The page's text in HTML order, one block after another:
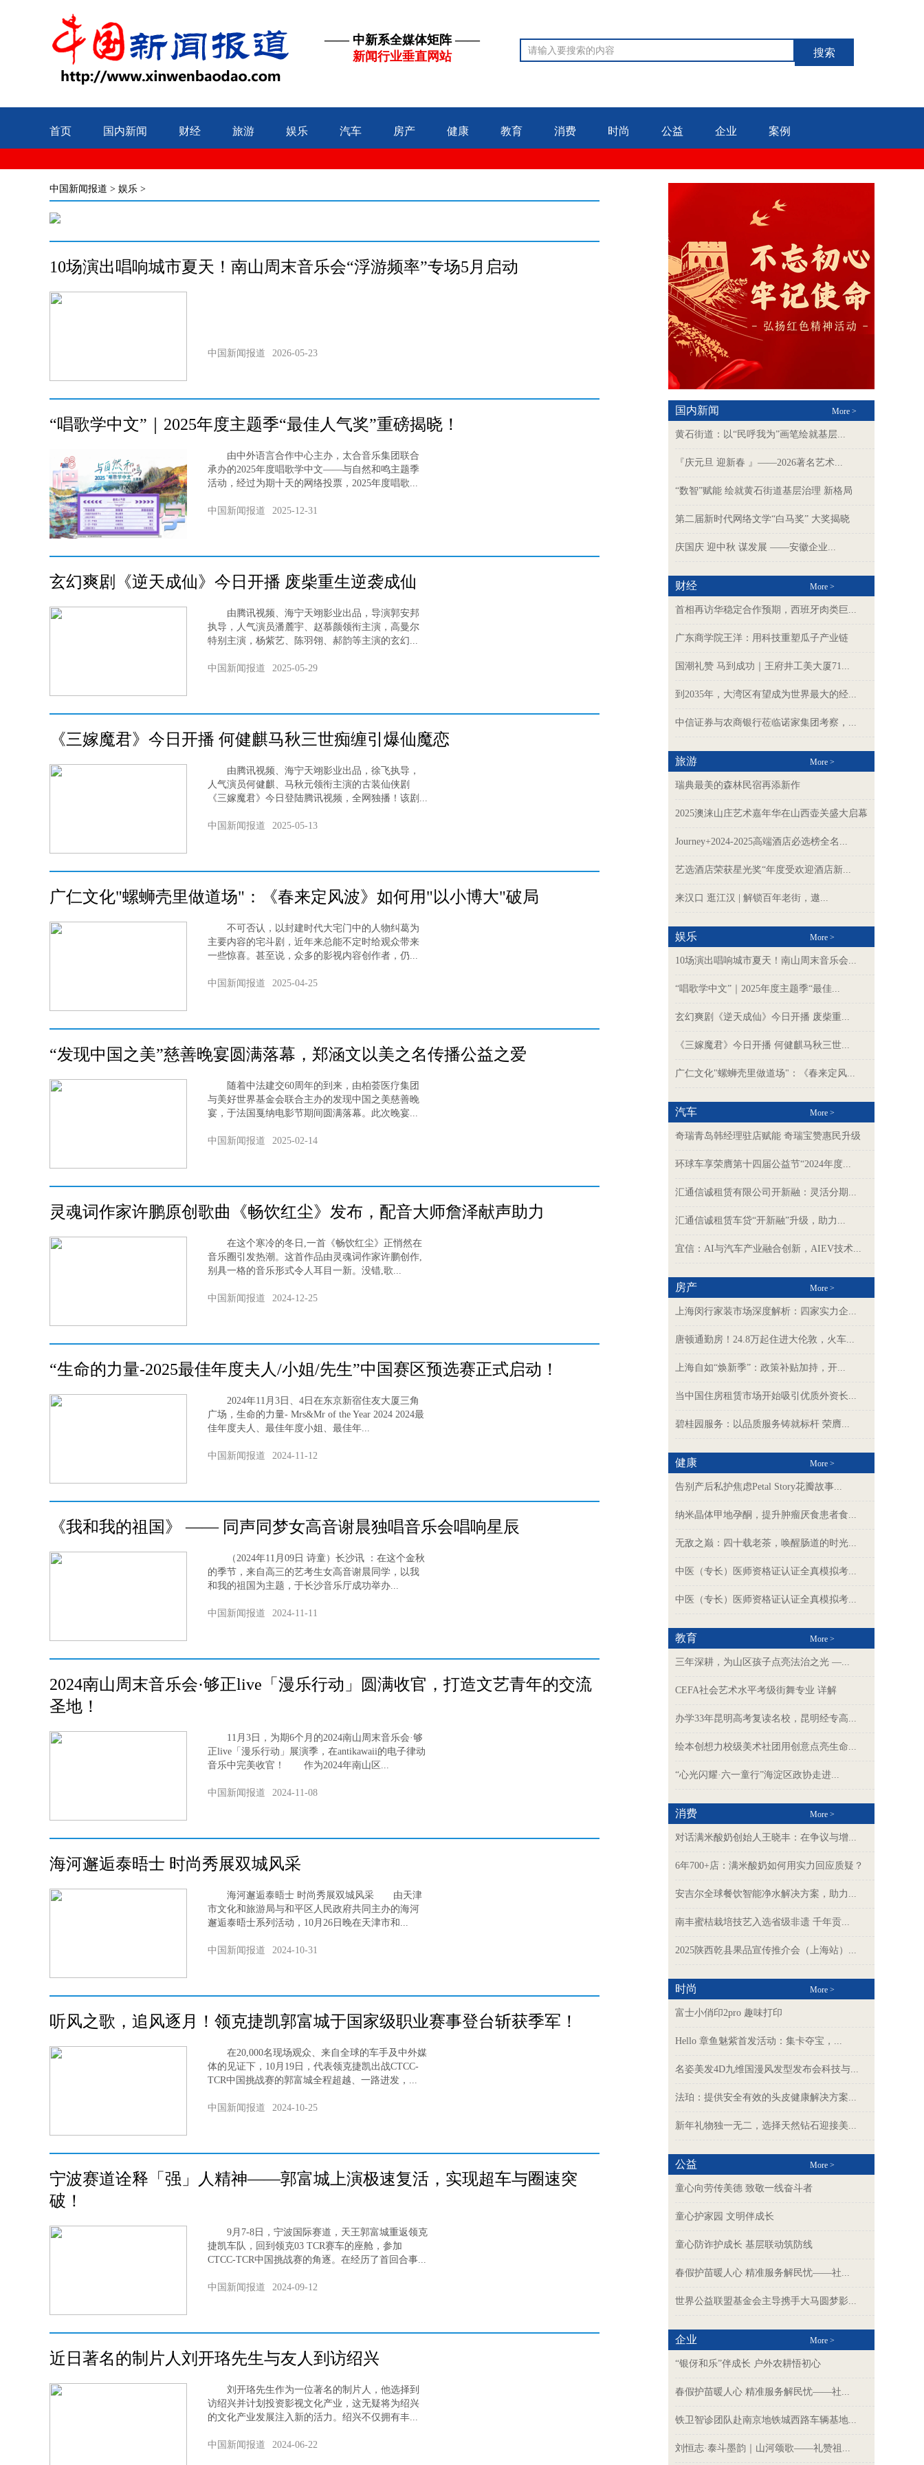
—— 中新系全媒体矩阵 ——
新闻行业垂直网站
搜索
首页 国内新闻 财经 旅游 娱乐 汽车 房产 健康 教育 消费 时尚 公益 企业 案例
中国新闻报道 > 娱乐 >
10场演出唱响城市夏天！南山周末音乐会“浮游频率”专场5月启动
中国新闻报道 2026-05-23
“唱歌学中文”｜2025年度主题季“最佳人气奖”重磅揭晓！
由中外语言合作中心主办，太合音乐集团联合
承办的2025年度唱歌学中文——与自然和鸣主题季
活动，经过为期十天的网络投票，2025年度唱歌...
中国新闻报道 2025-12-31
玄幻爽剧《逆天成仙》今日开播 废柴重生逆袭成仙
由腾讯视频、海宁天翊影业出品，导演郭安邦
执导，人气演员潘麓宇、赵慕颜领衔主演，高曼尔
特别主演，杨紫艺、陈羽翎、郝韵等主演的玄幻...
中国新闻报道 2025-05-29
《三嫁魔君》今日开播 何健麒马秋三世痴缠引爆仙魔恋
由腾讯视频、海宁天翊影业出品，徐飞执导，
人气演员何健麒、马秋元领衔主演的古装仙侠剧
《三嫁魔君》今日登陆腾讯视频，全网独播！该剧...
中国新闻报道 2025-05-13
广仁文化"螺蛳壳里做道场"：《春来定风波》如何用"以小博大"破局
不可否认，以封建时代大宅门中的人物纠葛为
主要内容的宅斗剧，近年来总能不定时给观众带来
一些惊喜。甚至说，众多的影视内容创作者，仍...
中国新闻报道 2025-04-25
“发现中国之美”慈善晚宴圆满落幕，郑涵文以美之名传播公益之爱
随着中法建交60周年的到来，由柏荟医疗集团
与美好世界基金会联合主办的发现中国之美慈善晚
宴，于法国戛纳电影节期间圆满落幕。此次晚宴...
中国新闻报道 2025-02-14
灵魂词作家许鹏原创歌曲《畅饮红尘》发布，配音大师詹泽献声助力
在这个寒冷的冬日,一首《畅饮红尘》正悄然在
音乐圈引发热潮。这首作品由灵魂词作家许鹏创作,
别具一格的音乐形式令人耳目一新。没错,歌...
中国新闻报道 2024-12-25
“生命的力量-2025最佳年度夫人/小姐/先生”中国赛区预选赛正式启动！
2024年11月3日、4日在东京新宿住友大厦三角
广场，生命的力量- Mrs&Mr of the Year 2024 2024最
佳年度夫人、最佳年度小姐、最佳年...
中国新闻报道 2024-11-12
《我和我的祖国》 —— 同声同梦女高音谢晨独唱音乐会唱响星辰
（2024年11月09日 诗童）长沙讯 ：在这个金秋
的季节，来自高三的艺考生女高音谢晨同学，以我
和我的祖国为主题，于长沙音乐厅成功举办...
中国新闻报道 2024-11-11
2024南山周末音乐会·够正live「漫乐行动」圆满收官，打造文艺青年的交流
圣地！
11月3日，为期6个月的2024南山周末音乐会·够
正live「漫乐行动」展演季，在antikawaii的电子律动
音乐中完美收官！ 作为2024年南山区...
中国新闻报道 2024-11-08
海河邂逅泰晤士 时尚秀展双城风采
海河邂逅泰晤士 时尚秀展双城风采 由天津
市文化和旅游局与和平区人民政府共同主办的海河
邂逅泰晤士系列活动，10月26日晚在天津市和...
中国新闻报道 2024-10-31
听风之歌，追风逐月！领克捷凯郭富城于国家级职业赛事登台斩获季军！
在20,000名现场观众、来自全球的车手及中外媒
体的见证下，10月19日，代表领克捷凯出战CTCC-
TCR中国挑战赛的郭富城全程超越、一路进发，...
中国新闻报道 2024-10-25
宁波赛道诠释「强」人精神——郭富城上演极速复活，实现超车与圈速突
破！
9月7-8日，宁波国际赛道，天王郭富城重返领克
捷凯车队，回到领克03 TCR赛车的座舱，参加
CTCC-TCR中国挑战赛的角逐。在经历了首回合事...
中国新闻报道 2024-09-12
近日著名的制片人刘开珞先生与友人到访绍兴
刘开珞先生作为一位著名的制片人，他选择到
访绍兴并计划投资影视文化产业，这无疑将为绍兴
的文化产业发展注入新的活力。绍兴不仅拥有丰...
中国新闻报道 2024-06-22
国内新闻 More >
黄石街道：以“民呼我为”画笔绘就基层...
『庆元旦 迎新春 』——2026著名艺术...
“数智”赋能 绘就黄石街道基层治理 新格局
第二届新时代网络文学“白马奖” 大奖揭晓
庆国庆 迎中秋 谋发展 ——安徽企业...
财经 More >
首相再访华稳定合作预期，西班牙肉类巨...
广东商学院王洋：用科技重塑瓜子产业链
国潮礼赞 马到成功｜王府井工美大厦71...
到2035年，大湾区有望成为世界最大的经...
中信证券与农商银行莅临诺家集团考察，...
旅游 More >
瑞典最美的森林民宿再添新作
2025澳涞山庄艺术嘉年华在山西壶关盛大启幕
Journey+2024-2025高端酒店必选榜全名...
艺选酒店荣获星光奖“年度受欢迎酒店新...
来汉口 逛江汉 | 解锁百年老街，遨...
娱乐 More >
10场演出唱响城市夏天！南山周末音乐会...
“唱歌学中文”｜2025年度主题季“最佳...
玄幻爽剧《逆天成仙》今日开播 废柴重...
《三嫁魔君》今日开播 何健麒马秋三世...
广仁文化"螺蛳壳里做道场"：《春来定风...
汽车 More >
奇瑞青岛韩经理驻店赋能 奇瑞宝赞惠民升级
环球车享荣膺第十四届公益节“2024年度...
汇通信诚租赁有限公司开新融：灵活分期...
汇通信诚租赁车贷“开新融”升级，助力...
宜信：AI与汽车产业融合创新，AIEV技术...
房产 More >
上海闵行家装市场深度解析：四家实力企...
唐顿通勤房！24.8万起住进大伦敦，火车...
上海自如“焕新季”：政策补贴加持，开...
当中国住房租赁市场开始吸引优质外资长...
碧桂园服务：以品质服务铸就标杆 荣膺...
健康 More >
告别产后私护焦虑Petal Story花瓣故事...
纳米晶体甲地孕酮，提升肿瘤厌食患者食...
无敌之巅：四十载老茶，唤醒肠道的时光...
中医（专长）医师资格证认证全真模拟考...
中医（专长）医师资格证认证全真模拟考...
教育 More >
三年深耕，为山区孩子点亮法治之光 —...
CEFA社会艺术水平考级街舞专业 详解
办学33年昆明高考复读名校，昆明经专高...
绘本创想力校级美术社团用创意点亮生命...
“心光闪耀·六一童行”海淀区政协走进...
消费 More >
对话满米酸奶创始人王晓丰：在争议与增...
6年700+店：满米酸奶如何用实力回应质疑？
安吉尔全球餐饮智能净水解决方案，助力...
南丰蜜桔栽培技艺入选省级非遗 千年贡...
2025陕西乾县果品宣传推介会（上海站）...
时尚 More >
富士小俏印2pro 趣味打印
Hello 章鱼魅紫首发活动：集卡夺宝，...
名姿美发4D九维国漫风发型发布会科技与...
法珀：提供安全有效的头皮健康解决方案...
新年礼物独一无二，选择天然钻石迎接美...
公益 More >
童心向劳传美德 致敬一线奋斗者
童心护家园 文明伴成长
童心防诈护成长 基层联动筑防线
春假护苗暖人心 精准服务解民忧——社...
世界公益联盟基金会主导携手大马圆梦影...
企业 More >
“银伢和乐”伴成长 户外农耕悟初心
春假护苗暖人心 精准服务解民忧——社...
铁卫智诊团队赴南京地铁城西路车辆基地...
刘恒志·泰斗墨韵｜山河颂歌——礼赞祖...